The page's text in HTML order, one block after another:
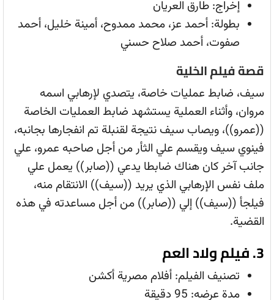
إخراج: طارق العريان
بطولة: أحمد عز، محمد ممدوح، أمينة خليل، أحمد
صفوت، أحمد صلاح حسني
قصة فيلم الخلية
سيف، ضابط عمليات خاصة، يتصدي لإرهابي اسمه
مروان، وأثناء العملية يستشهد ضابط العمليات الخاصة
((عمرو))، ويصاب سيف نتيجة لقنبلة تم انفجارها بجانبه،
فينوي سيف ويقسم علي الثأر من أجل صاحبه عمرو، علي
جانب آخر كان هناك ضابطا يدعي ((صابر)) يعمل علي
ملف نفس الإرهابي الذي يريد ((سيف)) الانتقام منه،
فيلجأ ((سيف)) إلي ((صابر)) من أجل مساعدته في هذه
القضية.
3. فيلم ولاد العم
تصنيف الفيلم: أفلام مصرية أكشن
مدة عرضه: 95 دقيقة